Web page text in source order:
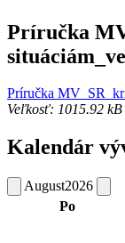
Príručka
Príručka
Veľkosť: 1015.92 kB
Kalendár
August2026
Po